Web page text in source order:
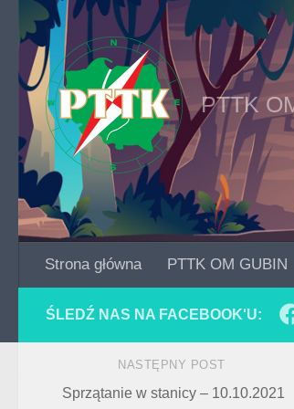
Skip to content
PTTK
Strona główna PTTK OM GUBIN
ŚLEDŹ NAS NA FACEBOOK'U:
NASTĘPNY POST
Sprzątanie w stanicy – 10.10.2021